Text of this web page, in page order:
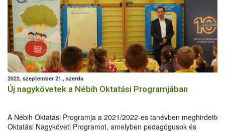
2022. szeptember 21., szerda
Új nagykövetek a Nébih Oktatási Programjában
A Nébih Oktatási Programja a 2021/2022-es tanévben meghirdette
Oktatási Nagyköveti Programot, amelyben pedagógusok és